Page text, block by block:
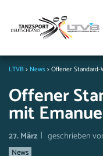
LTVB> News>Offener
Offener
mit
27. März | geschrieben
News